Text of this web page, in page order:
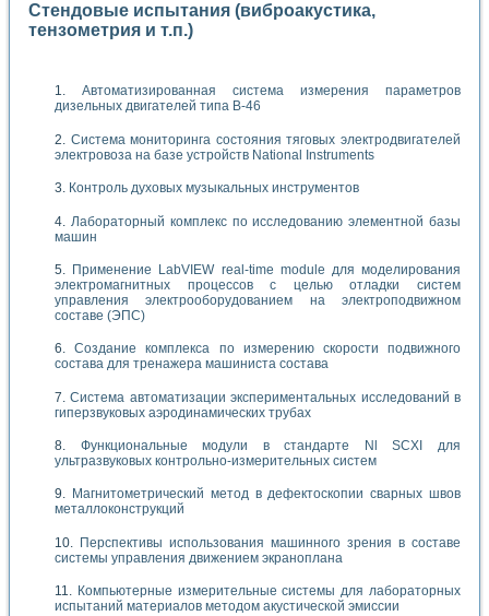
Стендовые испытания (виброакустика,
тензометрия и т.п.)
Автоматизированная система измерения параметров
дизельных двигателей типа В-46
Система мониторинга состояния тяговых электродвигателей
электровоза на базе устройств National Instruments
Контроль духовых музыкальных инструментов
Лабораторный комплекс по исследованию элементной базы
машин
Применение LabVIEW real-time module для моделирования
электромагнитных процессов с целью отладки систем
управления электрооборудованием на электроподвижном
составе (ЭПС)
Создание комплекса по измерению скорости подвижного
состава для тренажера машиниста состава
Система автоматизации экспериментальных исследований в
гиперзвуковых аэродинамических трубах
Функциональные модули в стандарте Nl SCXI для
ультразвуковых контрольно-измерительных систем
Магнитометрический метод в дефектоскопии сварных швов
металлоконструкций
Перспективы использования машинного зрения в составе
системы управления движением экраноплана
Компьютерные измерительные системы для лабораторных
испытаний материалов методом акустической эмиссии